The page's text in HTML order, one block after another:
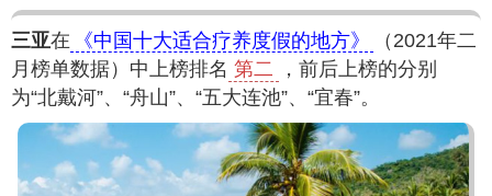
三亚在 《中国十大适合疗养度假的地方》
（2021年二
月榜单数据）中上榜排名 第二
，前后上榜的分别
为“北戴河”、“舟山”、“五大连池”、“宜春”。